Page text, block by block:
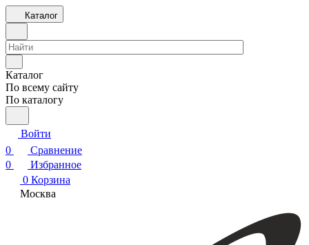
Каталог
Каталог
По всему сайту
По каталогу
Войти
0
Сравнение
0
Избранное
0 Корзина
Москва